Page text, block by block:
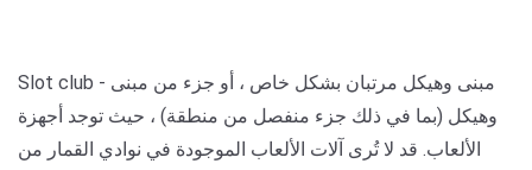
Slot club - مبنى وهيكل مرتبان بشكل خاص ، أو جزء من مبنى
وهيكل (بما في ذلك جزء منفصل من منطقة) ، حيث توجد أجهزة
الألعاب. قد لا تُرى آلات الألعاب الموجودة في نوادي القمار من